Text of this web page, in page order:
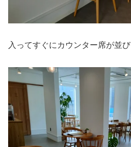
入ってすぐにカウンター席が並び